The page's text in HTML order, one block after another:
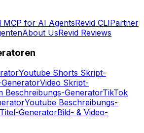
MCP for AI AgentsRevid CLIPartner
About UsRevid Reviews
Youtube Shorts Skript-
Video Skript-
Beschreibungs-GeneratorTikTok
Youtube Beschreibungs-
GeneratorBild- & Video-